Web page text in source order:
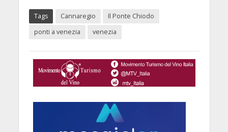
Tags Cannaregio
Il Ponte Chiodo
ponti a venezia
venezia